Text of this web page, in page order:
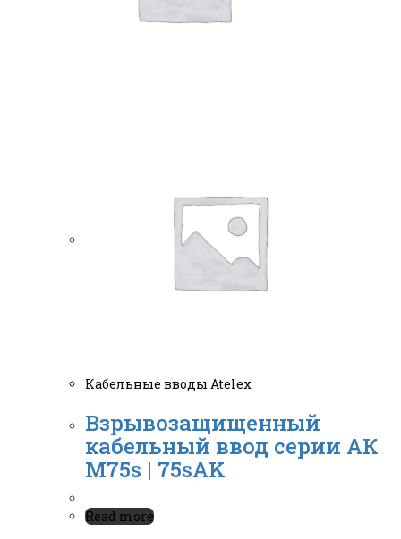
Кабельные вводы Atelex
Взрывозащищенный
кабельный ввод серии АК
М75s | 75sAK
Read more